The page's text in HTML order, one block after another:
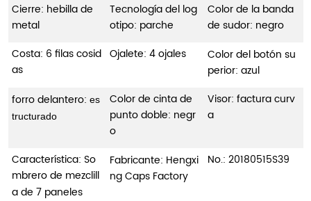
Cierre: hebilla de
metal
Tecnología del log
otipo: parche
Color de la banda
de sudor: negro
Costa: 6 filas cosid
as
Ojalete: 4 ojales
Color del botón su
perior: azul
forro delantero: es
tructurado
Color de cinta de
punto doble: negr
o
Visor: factura curv
a
Característica: So
mbrero de mezclill
a de 7 paneles
Fabricante: Hengxi
ng Caps Factory
No.: 20180515S39